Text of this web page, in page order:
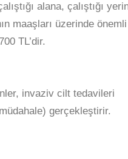
alana, çalıştığı
maaşları üzerinde önemli
TL’dir.
invaziv cilt tedavileri
gerçekleştirir.